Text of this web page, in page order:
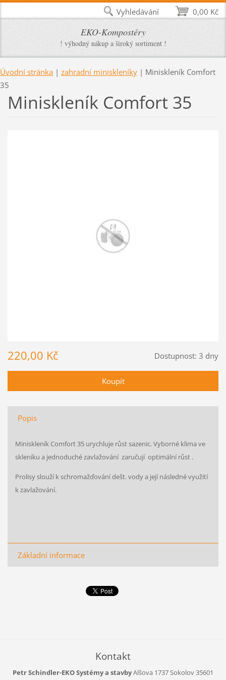
EKO-Kompostéry
! výhodný nákup a široký sortiment !
Úvodní stránka | zahradní miniskleníky | Miniskleník Comfort
35
Miniskleník Comfort 35
Dostupnost: 3 dny
220,00 Kč
Popis
Miniskleník Comfort 35 urychluje růst sazenic. Vyborné klima ve
skleníku a jednoduché zavlažování zaručují optimální růst .
Prolisy slouží k schromažďování dešt. vody a její následné využití
k zavlažování.
Základní informace
Kontakt
Petr Schindler-EKO Systémy a stavbyAlšova 1737Sokolov35601
0,00 Kč
Vyhledávání